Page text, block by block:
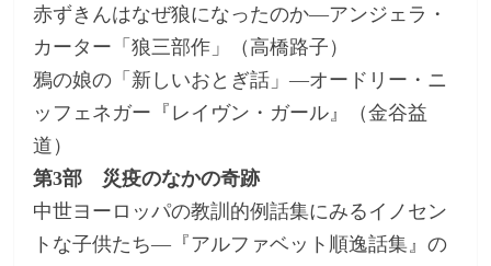
赤ずきんはなぜ狼になったのか―アンジェラ・
カーター「狼三部作」（高橋路子）
鴉の娘の「新しいおとぎ話」―オードリー・ニ
ッフェネガー『レイヴン・ガール』（金谷益
道）
第3部 災疫のなかの奇跡
中世ヨーロッパの教訓的例話集にみるイノセン
トな子供たち―『アルファベット順逸話集』の